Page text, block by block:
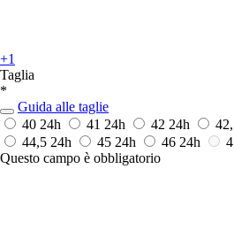
+1
Taglia
*
Guida alle taglie
40 24h 41 24h 42 24h
44,5 24h 45 24h 46 24h
Questo campo è obbligatorio